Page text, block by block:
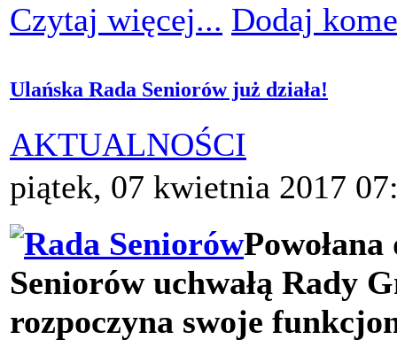
Czytaj więcej... Dodaj
Ulańska Rada Seniorów już działa!
AKTUALNOŚCI
piątek, 07 kwietnia 2017
Seniorów uchwałą Rady
rozpoczyna swoje